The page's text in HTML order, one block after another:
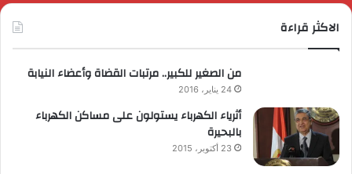
الاكثر قراءة
من الصغير للكبير.. مرتبات القضاة وأعضاء النيابة
24 يناير، 2016
أثرياء الكهرباء يستولون على مساكن الكهرباء
بالبحيرة
23 أكتوبر، 2015